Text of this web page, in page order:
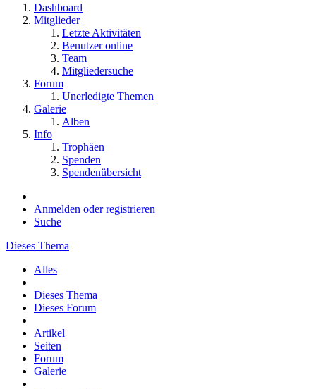
Dashboard
Mitglieder
Letzte Aktivitäten
Benutzer online
Team
Mitgliedersuche
Forum
Unerledigte Themen
Galerie
Alben
Info
Trophäen
Spenden
Spendenübersicht
Anmelden oder registrieren
Suche
Dieses Thema
Alles
Dieses Thema
Dieses Forum
Artikel
Seiten
Forum
Galerie